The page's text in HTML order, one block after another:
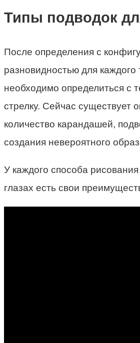
Типы подводок
После определения с
разновидностью для каждого
необходимо определиться с
стрелку. Сейчас существует
количество карандашей,
создания невероятного
У каждого способа рисования
глазах есть свои